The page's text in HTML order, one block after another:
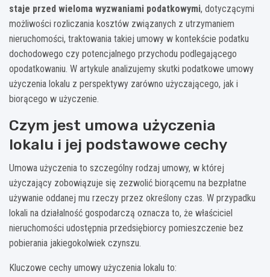
staje przed wieloma wyzwaniami podatkowymi, dotyczącymi
możliwości rozliczania kosztów związanych z utrzymaniem
nieruchomości, traktowania takiej umowy w kontekście podatku
dochodowego czy potencjalnego przychodu podlegającego
opodatkowaniu. W artykule analizujemy skutki podatkowe umowy
użyczenia lokalu z perspektywy zarówno użyczającego, jak i
biorącego w użyczenie.
Czym jest umowa użyczenia
lokalu i jej podstawowe cechy
Umowa użyczenia to szczególny rodzaj umowy, w której
użyczający zobowiązuje się zezwolić biorącemu na bezpłatne
używanie oddanej mu rzeczy przez określony czas. W przypadku
lokali na działalność gospodarczą oznacza to, że właściciel
nieruchomości udostępnia przedsiębiorcy pomieszczenie bez
pobierania jakiegokolwiek czynszu.
Kluczowe cechy umowy użyczenia lokalu to: